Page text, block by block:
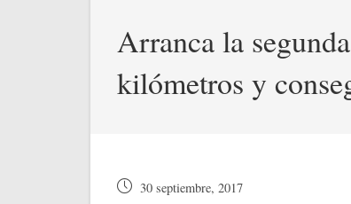
Arranca la
kilómetros y
Publicación
30 septiembre, 2017